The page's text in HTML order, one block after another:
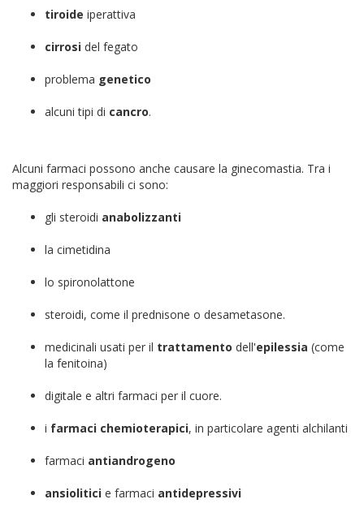
tiroide iperattiva
cirrosi del fegato
problema genetico
alcuni tipi di cancro.
Alcuni farmaci possono anche causare la ginecomastia. Tra i
maggiori responsabili ci sono:
gli steroidi anabolizzanti
la cimetidina
lo spironolattone
steroidi, come il prednisone o desametasone.
medicinali usati per il trattamento dell'epilessia (come
la fenitoina)
digitale e altri farmaci per il cuore.
i farmaci chemioterapici, in particolare agenti alchilanti
farmaci antiandrogeno
ansiolitici e farmaci antidepressivi